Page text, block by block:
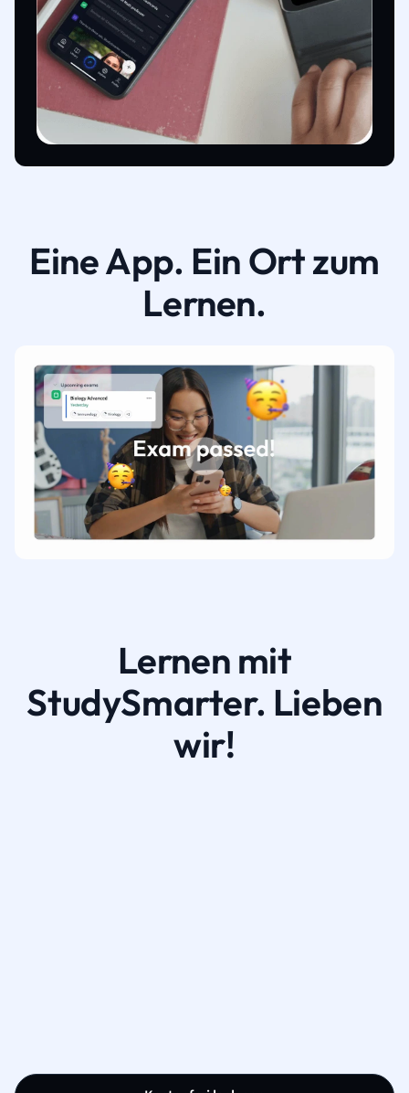
Eine App. Ein Ort zum
Lernen.
Lernen mit
StudySmarter. Lieben
wir!